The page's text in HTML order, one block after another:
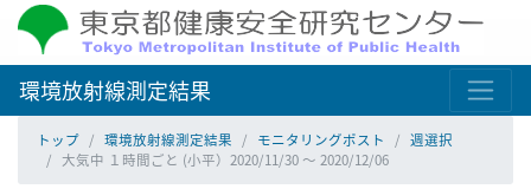
環境放射線測定結果
トップ 環境放射線測定結果 モニタリングポスト
週選択
大気中 １時間ごと (小平）2020/11/30 ～ 2020/12/06